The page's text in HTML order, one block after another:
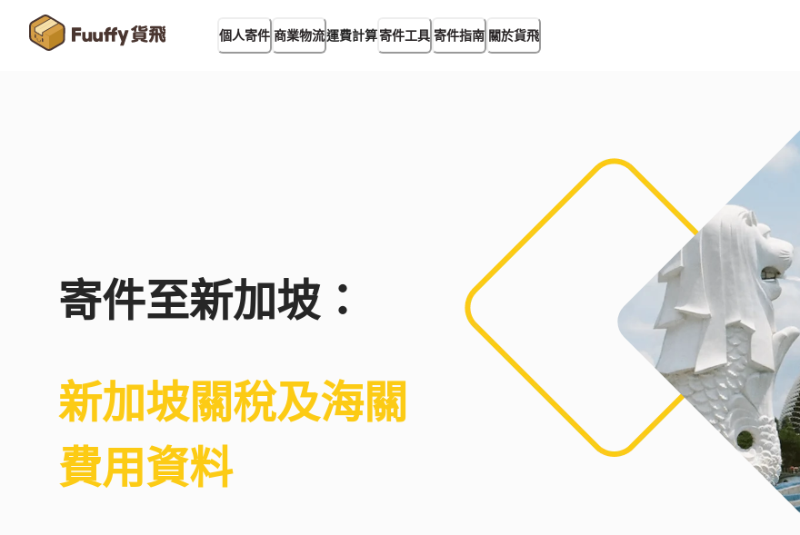
個人寄件 商業物流運費計算寄件工具 寄件指南 關於貨飛
寄件至新加坡：
新加坡關稅及海關
費用資料